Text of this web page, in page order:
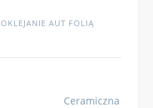
OKLEJANIE AUT FOLIĄ
Ceramiczna